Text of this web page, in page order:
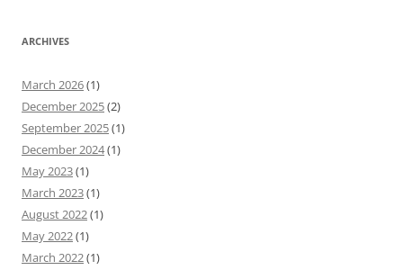
ARCHIVES
March 2026(1)
December 2025(2)
September 2025(1)
December 2024(1)
May 2023(1)
March 2023(1)
August 2022(1)
May 2022(1)
March 2022(1)